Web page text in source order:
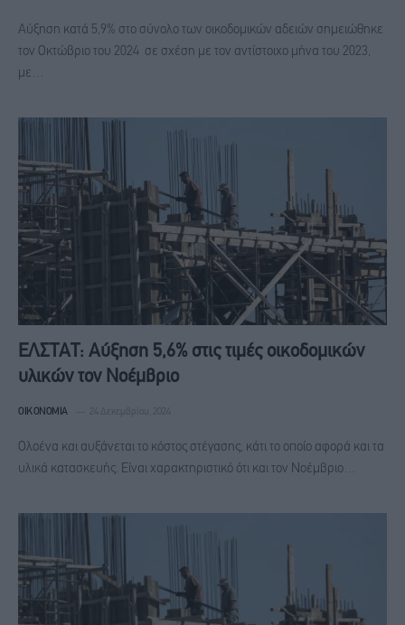
Αύξηση κατά 5,9% στο σύνολο των οικοδομικών αδειών σημειώθηκε
τον Οκτώβριο του 2024 σε σχέση με τον αντίστοιχο μήνα του 2023,
με…
ΕΛΣΤΑΤ: Αύξηση 5,6% στις τιμές οικοδομικών
υλικών τον Νοέμβριο
ΟΙΚΟΝΟΜΊΑ 24 Δεκεμβρίου, 2024
Ολοένα και αυξάνεται το κόστος στέγασης, κάτι το οποίο αφορά και τα
υλικά κατασκευής. Είναι χαρακτηριστικό ότι και τον Νοέμβριο…